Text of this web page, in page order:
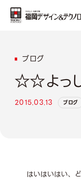
ブログ
☆☆よっ
2015.03.13 ブログ
はいはいはい、